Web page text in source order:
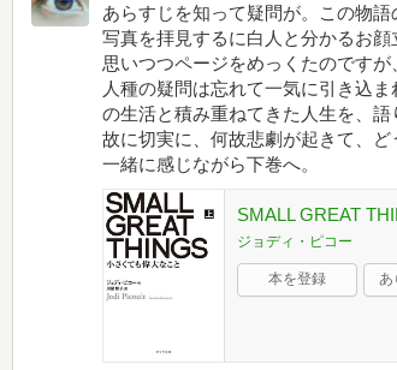
あらすじを知って疑問が。この物
写真を拝見するに白人と分かるお
思いつつページをめっくたのです
人種の疑問は忘れて一気に引き込
の生活と積み重ねてきた人生を、
故に切実に、何故悲劇が起きて、
一緒に感じながら下巻へ。
SMALL GREAT
ジョディ・ピコー
本を登録 あ